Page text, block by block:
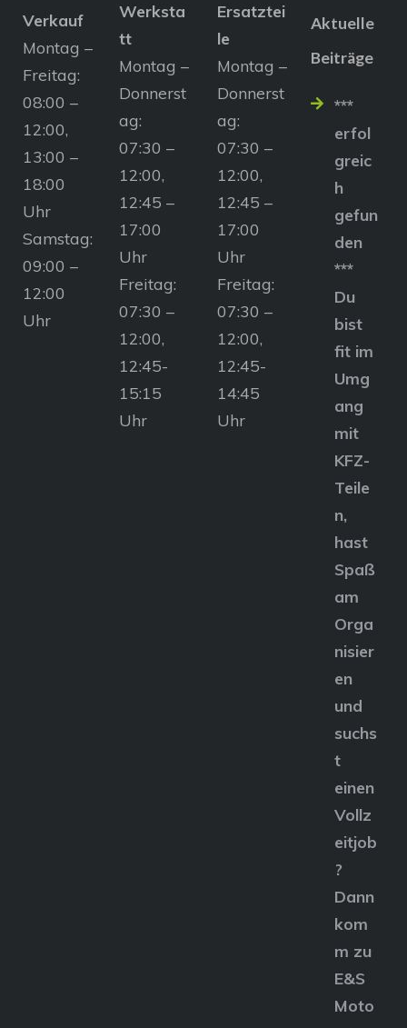
Verkauf
Montag –
Freitag:
08:00 –
12:00,
13:00 –
18:00
Uhr
Samstag:
09:00 –
12:00
Uhr
Werksta
tt
Montag –
Donnerst
ag:
07:30 –
12:00,
12:45 –
17:00
Uhr
Freitag:
07:30 –
12:00,
12:45-
15:15
Uhr
Ersatztei
le
Montag –
Donnerst
ag:
07:30 –
12:00,
12:45 –
17:00
Uhr
Freitag:
07:30 –
12:00,
12:45-
14:45
Uhr
Aktuelle
Beiträge
***
erfol
greic
h
gefun
den
***
Du
bist
fit im
Umg
ang
mit
KFZ-
Teile
n,
hast
Spaß
am
Orga
nisier
en
und
suchs
t
einen
Vollz
eitjob
?
Dann
kom
m zu
E&S
Moto